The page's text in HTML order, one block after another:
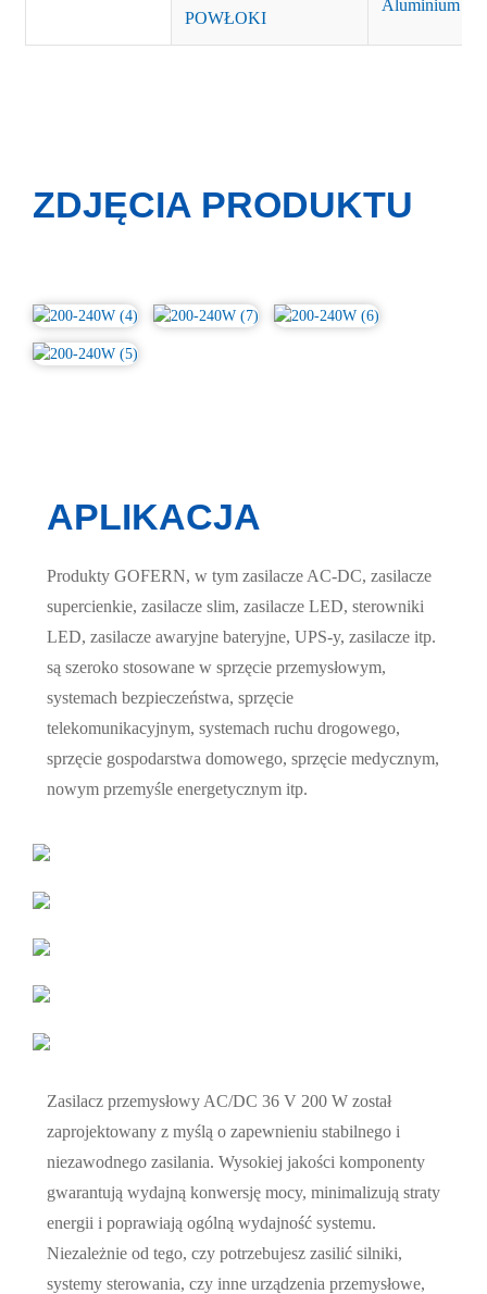
POWŁOKI
Aluminium
ZDJĘCIA PRODUKTU
APLIKACJA
Produkty GOFERN, w tym zasilacze AC-DC, zasilacze
supercienkie, zasilacze slim, zasilacze LED, sterowniki
LED, zasilacze awaryjne bateryjne, UPS-y, zasilacze itp.
są szeroko stosowane w sprzęcie przemysłowym,
systemach bezpieczeństwa, sprzęcie
telekomunikacyjnym, systemach ruchu drogowego,
sprzęcie gospodarstwa domowego, sprzęcie medycznym,
nowym przemyśle energetycznym itp.
Zasilacz przemysłowy AC/DC 36 V 200 W został
zaprojektowany z myślą o zapewnieniu stabilnego i
niezawodnego zasilania. Wysokiej jakości komponenty
gwarantują wydajną konwersję mocy, minimalizują straty
energii i poprawiają ogólną wydajność systemu.
Niezależnie od tego, czy potrzebujesz zasilić silniki,
systemy sterowania, czy inne urządzenia przemysłowe,